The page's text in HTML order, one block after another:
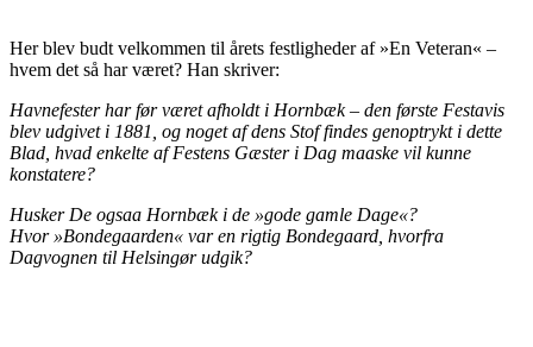
Her blev budt velkommen til årets festligheder af »En Veteran« –
hvem det så har været? Han skriver:
Havnefester har før været afholdt i Hornbæk – den første Festavis
blev udgivet i 1881, og noget af dens Stof findes genoptrykt i dette
Blad, hvad enkelte af Festens Gæster i Dag maaske vil kunne
konstatere?
Husker De ogsaa Hornbæk i de »gode gamle Dage«?
Hvor »Bondegaarden« var en rigtig Bondegaard, hvorfra
Dagvognen til Helsingør udgik?